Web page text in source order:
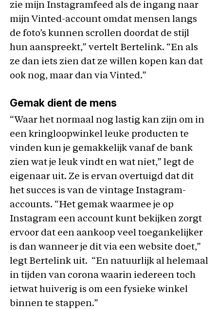
zie mijn Instagramfeed als de ingang naar
mijn Vinted-account omdat mensen langs
de foto’s kunnen scrollen doordat de stijl
hun aanspreekt,” vertelt Bertelink. “En als
ze dan iets zien dat ze willen kopen kan dat
ook nog, maar dan via Vinted.”
Gemak dient de mens
“Waar het normaal nog lastig kan zijn om in
een kringloopwinkel leuke producten te
vinden kun je gemakkelijk vanaf de bank
zien wat je leuk vindt en wat niet,” legt de
eigenaar uit. Ze is ervan overtuigd dat dit
het succes is van de vintage Instagram-
accounts. “Het gemak waarmee je op
Instagram een account kunt bekijken zorgt
ervoor dat een aankoop veel toegankelijker
is dan wanneer je dit via een website doet,”
legt Bertelink uit. “En natuurlijk al helemaal
in tijden van corona waarin iedereen toch
ietwat huiverig is om een fysieke winkel
binnen te stappen.”